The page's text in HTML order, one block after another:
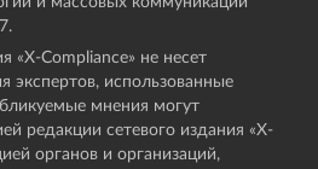
«X-Compliance» не несет
экспертов, использованные
мнения могут
редакции сетевого издания «X-
органов и организаций,